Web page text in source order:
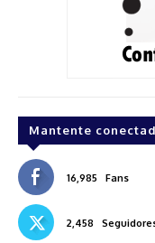
Mantente
16,985 Fans
2,458